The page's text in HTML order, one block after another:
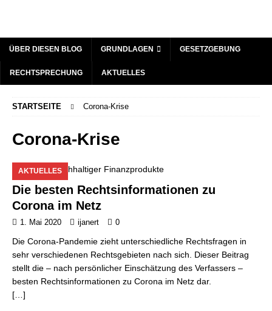
ÜBER DIESEN BLOG GRUNDLAGEN GESETZGEBUNG
RECHTSPRECHUNG AKTUELLES
STARTSEITE Corona-Krise
Corona-Krise
AKTUELLES
Die besten Rechtsinformationen zu
Corona im Netz
1. Mai 2020 ijanert 0
Die Corona-Pandemie zieht unterschiedliche Rechtsfragen in
sehr verschiedenen Rechtsgebieten nach sich. Dieser Beitrag
stellt die – nach persönlicher Einschätzung des Verfassers –
besten Rechtsinformationen zu Corona im Netz dar.
[…]